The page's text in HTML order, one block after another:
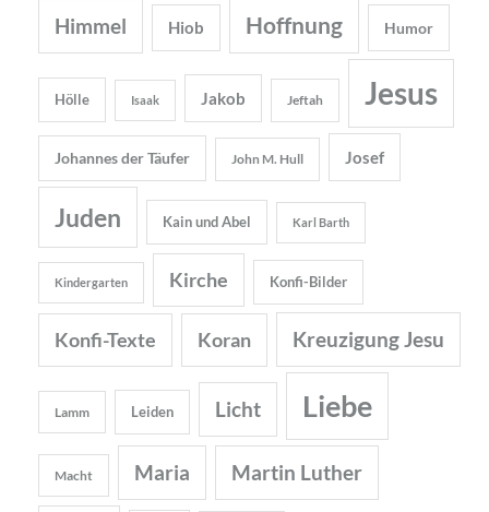
Himmel Hiob Hoffnung Humor
Hölle Isaak Jakob Jeftah Jesus
Johannes der Täufer John M. Hull Josef
Juden Kain und Abel Karl Barth
Kindergarten Kirche Konfi-Bilder
Konfi-Texte Koran Kreuzigung Jesu
Lamm Leiden Licht Liebe
Macht Maria Martin Luther